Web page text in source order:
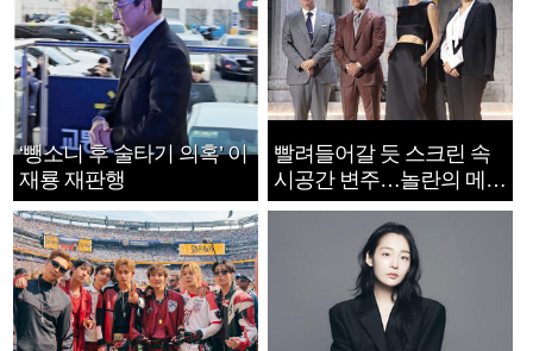
‘뺑소니 후 술타기 의혹’ 이
재룡 재판행
빨려들어갈 듯 스크린 속
시공간 변주…놀란의 메시
지는 ‘전쟁 속죄’